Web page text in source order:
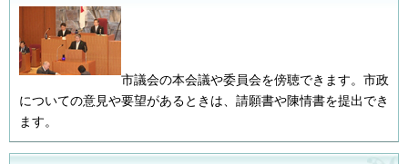
市議会の本会議や委員会を傍聴できます。市政
についての意見や要望があるときは、請願書や陳情書を提出でき
ます。